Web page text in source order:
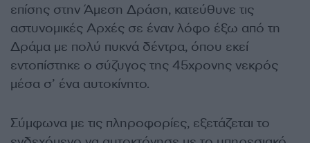
επίσης στην Άμεση Δράση, κατεύθυνε τις
αστυνομικές Αρχές σε έναν λόφο έξω από τη
Δράμα με πολύ πυκνά δέντρα, όπου εκεί
εντοπίστηκε ο σύζυγος της 45χρονης νεκρός
μέσα σ’ ένα αυτοκίνητο.
Σύμφωνα με τις πληροφορίες, εξετάζεται το